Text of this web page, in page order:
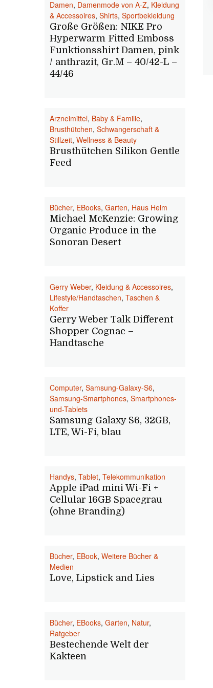
Damen, Damenmode von A-Z, Kleidung
& Accessoires, Shirts, Sportbekleidung
Große Größen: NIKE Pro
Hyperwarm Fitted Emboss
Funktionsshirt Damen, pink
/ anthrazit, Gr.M – 40/42-L –
44/46
Arzneimittel, Baby & Familie,
Brusthütchen, Schwangerschaft &
Stillzeit, Wellness & Beauty
Brusthütchen Silikon Gentle
Feed
Bücher, EBooks, Garten, Haus Heim
Michael McKenzie: Growing
Organic Produce in the
Sonoran Desert
Gerry Weber, Kleidung & Accessoires,
Lifestyle/Handtaschen, Taschen &
Koffer
Gerry Weber Talk Different
Shopper Cognac –
Handtasche
Computer, Samsung-Galaxy-S6,
Samsung-Smartphones, Smartphones-
und-Tablets
Samsung Galaxy S6, 32GB,
LTE, Wi-Fi, blau
Handys, Tablet, Telekommunikation
Apple iPad mini Wi-Fi +
Cellular 16GB Spacegrau
(ohne Branding)
Bücher, EBook, Weitere Bücher &
Medien
Love, Lipstick and Lies
Bücher, EBooks, Garten, Natur,
Ratgeber
Bestechende Welt der
Kakteen